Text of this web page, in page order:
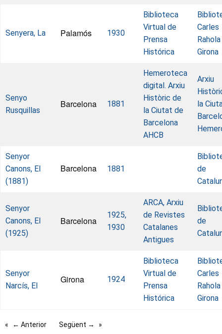
Senyera, La Palamós 1930
Biblioteca
Virtual de
Prensa
Histórica
Carles
Girona
Senyo
Rusquillas
Barcelona 1881
Hemeroteca
digital. Arxiu
Històric de
la Ciutat de
Barcelona
AHCB
Arxiu
la
Senyor
Canons, El
(1881)
Barcelona 1881
de
Senyor
Canons, El
(1925)
Barcelona
1925,
1930
ARCA, Arxiu
de Revistes
Catalanes
Antigues
de
Senyor
Narcís, El
Girona 1924
Biblioteca
Virtual de
Prensa
Histórica
Carles
Girona
← Anterior Següent →